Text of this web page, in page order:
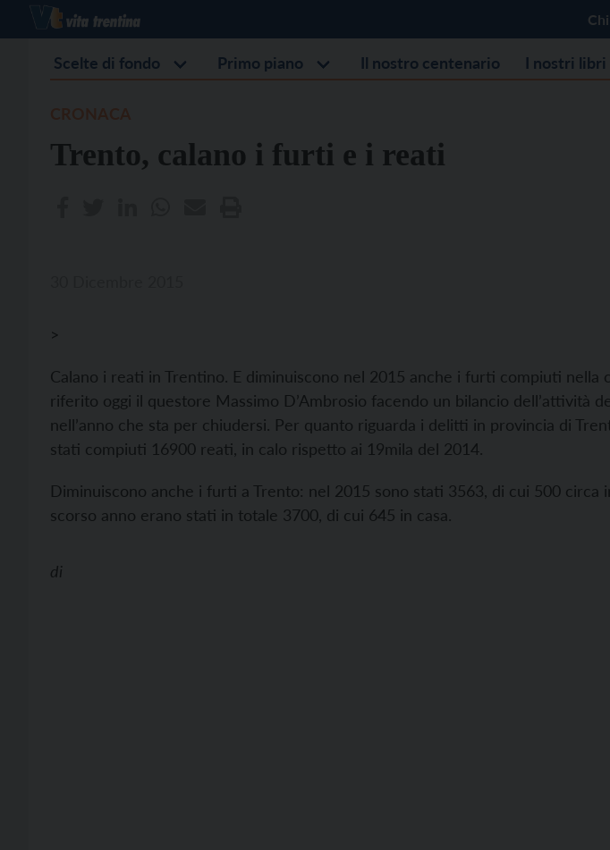
Scelte di fondo Primo piano Il nostro centenario I nostri libri
Trento, calano i furti e i reati
>
Calano i reati in Trentino. E diminuiscono nel 2015 anche i furti compiuti nella
riferito oggi il questore Massimo D’Ambrosio facendo un bilancio dell’attività
nell’anno che sta per chiudersi. Per quanto riguarda i delitti in provincia di
stati compiuti 16900 reati, in calo rispetto ai 19mila del 2014.
Diminuiscono anche i furti a Trento: nel 2015 sono stati 3563, di cui 500 circa
scorso anno erano stati in totale 3700, di cui 645 in casa.
di